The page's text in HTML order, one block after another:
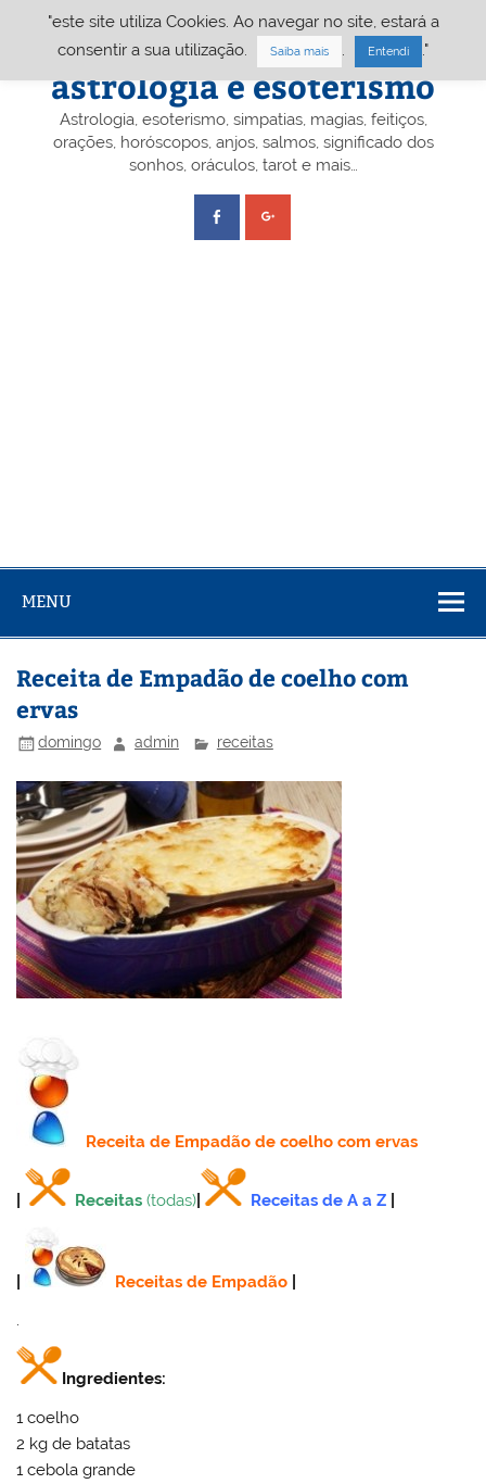
Portal A&E – Portal
astrologia e esoterismo
Astrologia, esoterismo, simpatias, magias, feitiços,
orações, horóscopos, anjos, salmos, significado dos
sonhos, oráculos, tarot e mais…
MENU
Receita de Empadão de coelho com
ervas
domingo admin receitas
Receitade Empadão de coelho com ervas
Receitas (todas) Receitas de A a Z
Receitas de Empadão
.
Ingredientes:
1 coelho
2 kg de batatas
1 cebola grande
"este site utiliza Cookies. Ao navegar no site, estará a
consentir a sua utilização.
Saiba mais Entendi ."